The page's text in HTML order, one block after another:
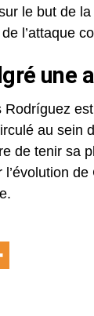
le but de
l’attaque
une
au sein
de tenir sa